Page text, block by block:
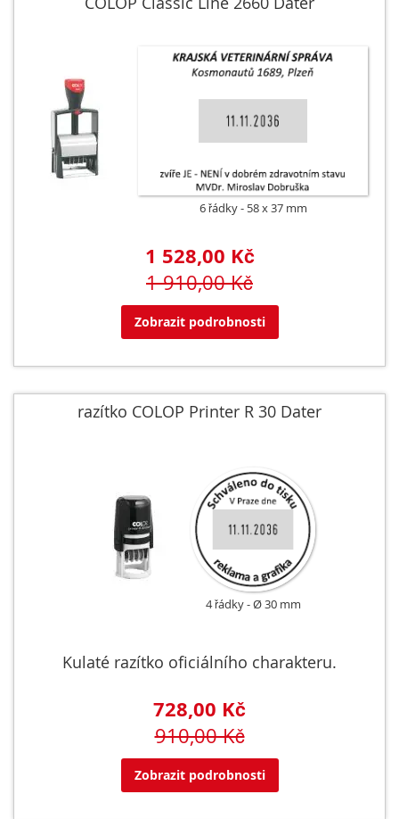
6 řádky 58 x 37 mm
1 528,00 Kč
1 910,00 Kč
Zobrazit podrobnosti
razítko COLOP Printer R 30 Dater
4 řádky Ø 30 mm
Kulaté razítko oficiálního charakteru.
728,00 Kč
910,00 Kč
Zobrazit podrobnosti